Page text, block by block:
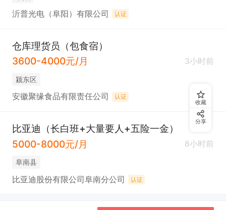
沂普光电（阜阳）有限公司 认证
仓库理货员（包食宿）
3600-4000元/月
3小时前
颍东区
安徽聚缘食品有限责任公司 认证
比亚迪（长白班+大量要人+五险一金）
5000-8000元/月
8小时前
阜南县
比亚迪股份有限公司阜南分公司 认证
收藏
分享